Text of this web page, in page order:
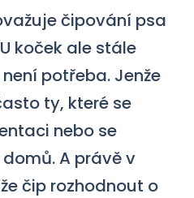
čipování psa
koček ale stále
potřeba. Jenže
ty, které se
nebo se
A právě v
čip rozhodnout o